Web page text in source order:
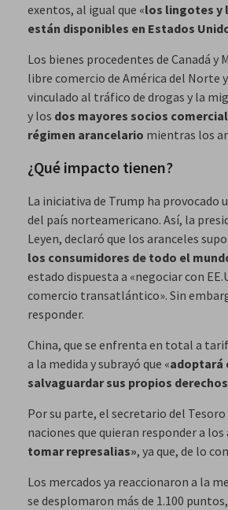
exentos, al igual que «los lingotes y
están disponibles en Estados
Los bienes procedentes de Canadá y
libre comercio de América del Norte
vinculado al tráfico de drogas y la
y los dos mayores socios
régimen arancelario mientras los
¿Qué impacto tienen?
La iniciativa de Trump ha provocado
del país norteamericano. Así, la
Leyen, declaró que los aranceles
los consumidores de todo el
estado dispuesta a «negociar con
comercio transatlántico». Sin
responder.
China, que se enfrenta en total a
a la medida y subrayó que «adoptará
salvaguardar sus propios
Por su parte, el secretario del
naciones que quieran responder a
tomar represalias», ya que, de lo
Los mercados ya reaccionaron a la
se desplomaron más de 1.100